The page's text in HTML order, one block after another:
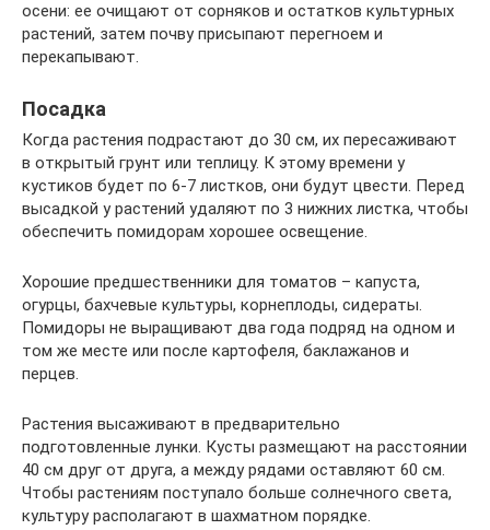
осени: ее очищают от сорняков и остатков культурных
растений, затем почву присыпают перегноем и
перекапывают.
Посадка
Когда растения подрастают до 30 см, их пересаживают
в открытый грунт или теплицу. К этому времени у
кустиков будет по 6-7 листков, они будут цвести. Перед
высадкой у растений удаляют по 3 нижних листка, чтобы
обеспечить помидорам хорошее освещение.
Хорошие предшественники для томатов – капуста,
огурцы, бахчевые культуры, корнеплоды, сидераты.
Помидоры не выращивают два года подряд на одном и
том же месте или после картофеля, баклажанов и
перцев.
Растения высаживают в предварительно
подготовленные лунки. Кусты размещают на расстоянии
40 см друг от друга, а между рядами оставляют 60 см.
Чтобы растениям поступало больше солнечного света,
культуру располагают в шахматном порядке.